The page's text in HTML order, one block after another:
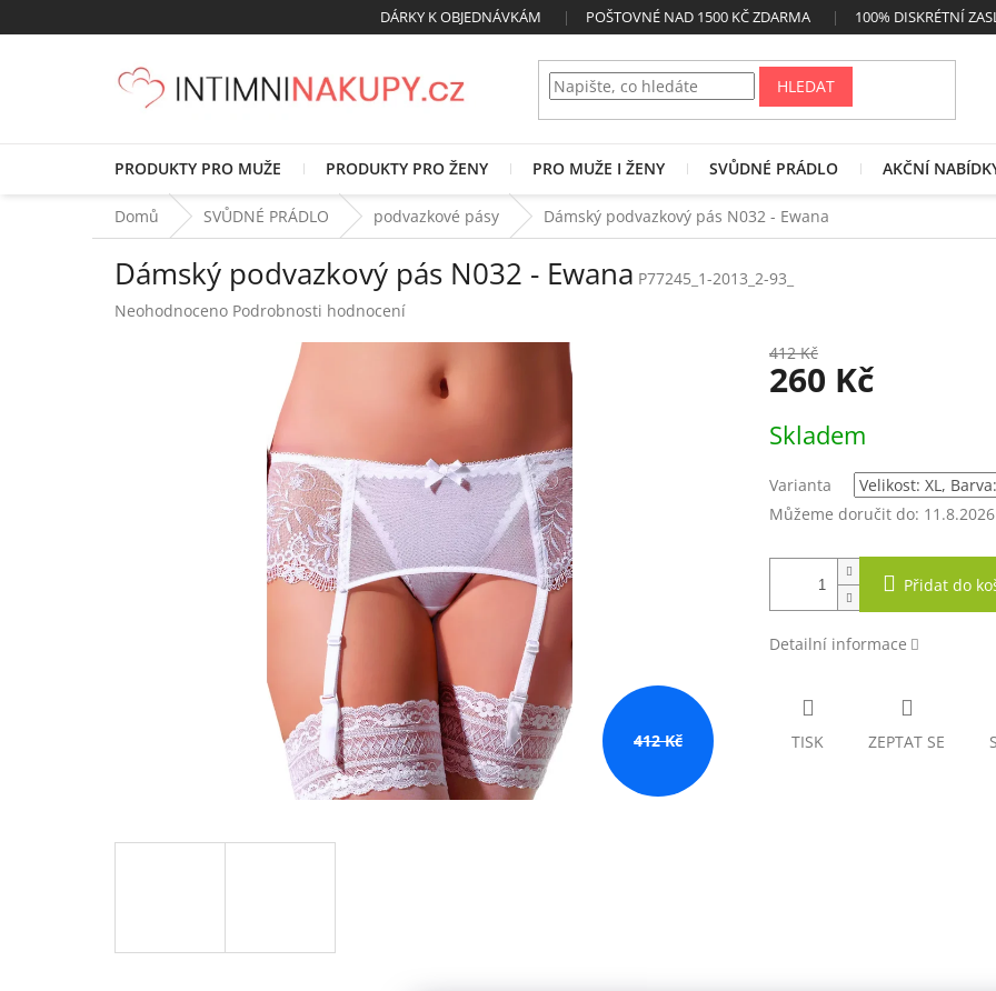
na
DÁRKY K OBJEDNÁVKÁM POŠTOVNÉ NAD 1500 KČ ZDARMA 100% DISKRÉTNÍ
HLEDAT
PRODUKTY PRO MUŽE PRODUKTY PRO ŽENY PRO MUŽE I ŽENY SVŮDNÉ PRÁDLO AKČNÍ
Domů SVŮDNÉ PRÁDLO podvazkové pásy Dámský podvazkový pás N032 - Ewana
Dámský podvazkový pás N032 - Ewana P77245_1-2013_2-93_
Průměrné
Neohodnoceno Podrobnosti hodnocení
412 Kč
412 Kč
260 Kč
cena:
Skladem
Varianta
Můžeme doručit do: 11.8.2026
Přidat do
Detailní informace
TISK ZEPTAT SE